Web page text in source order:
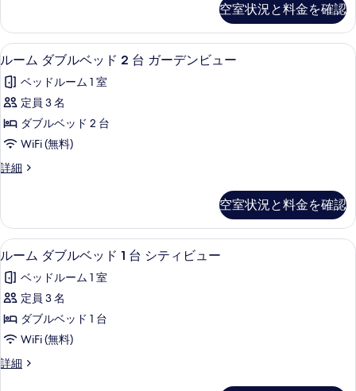
ビ
ュ
ー
の
す
べ
て
の
真
を
表
示
す
る
ビ
ュ
ー
の
詳
細
ド
台
ガ
ー
デ
ン
ビ
の
す
べ
て
の
写
真
を
ン
グ
ベ
ド
ガ
ー
ン
の
詳
細
空室状況と料金を確認
ル
ー
ム
ダ
ブ
ル
ベ
ド
2
台
ガ
ー
デ
ン
ビ
ルーム ダブルベッド 2 台 ガーデン
4
ルーム ダブルベッド 2 台 ガーデンビュー
ベッドルーム 1 室
定員 3 名
ダブルベッド 2 台
WiFi (無料)
詳細
ル
ブ
ル
ベ
ド
2
ガ
ー
ン
空室状況と料金を確認
ル
ー
ム
ダ
ブ
ル
ベ
ルーム ダブルベッド 1 台 シティビ
4
ルーム ダブルベッド 1 台 シティビュー
ベッドルーム 1 室
定員 3 名
ダブルベッド 1 台
WiFi (無料)
詳細
ル